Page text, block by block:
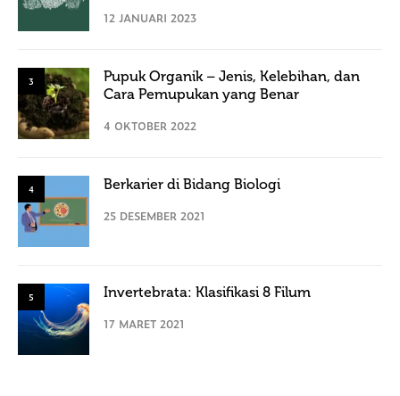
12 JANUARI 2023
3
Pupuk Organik – Jenis, Kelebihan, dan
Cara Pemupukan yang Benar
4 OKTOBER 2022
4 Berkarier di Bidang Biologi
25 DESEMBER 2021
5 Invertebrata: Klasifikasi 8 Filum
17 MARET 2021